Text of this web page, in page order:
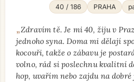
40 / 186 PRAHA
„Zdravím tě. Je mi 40, žiju v
jednoho syna. Doma mi dělají
kocouři, takže o zábavu je
volno, rád si poslechnu kvalitní
hop, uvařím nebo zajdu na